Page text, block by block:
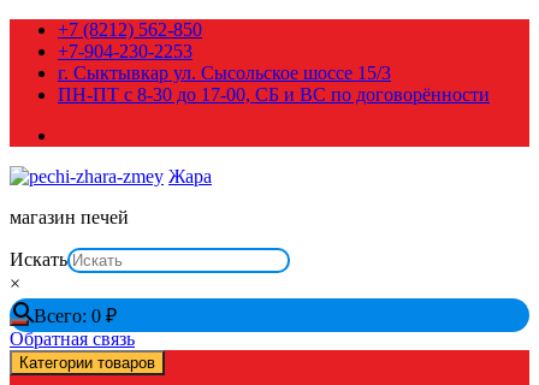
Перейти
содержимому
+7 (8212) 562-850
+7-904-230-2253
г. Сыктывкар ул. Сысольское шоссе 15/3
ПН-ПТ с 8-30 до 17-00, СБ и ВС по договорённости
Жара
магазин печей
Искать
×
Всего: 0 ₽
Обратная связь
Категории товаров